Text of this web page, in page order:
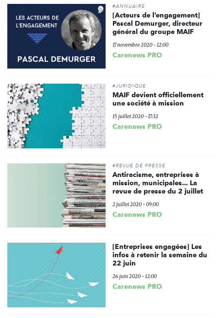
#ANNUAIRE
[Acteurs de l’engagement]
Pascal Demurger, directeur
général du groupe MAIF
17 novembre 2020 - 12:00
Carenews PRO
#JURIDIQUE
MAIF devient officiellement
une société à mission
15 juillet 2020 - 17:32
Carenews PRO
#REVUE DE PRESSE
Antiracisme, entreprises à
mission, municipales... La
revue de presse du 2 juillet
2 juillet 2020 - 09:00
Carenews PRO
[Entreprises engagées] Les
infos à retenir la semaine du
22 juin
26 juin 2020 - 12:00
Carenews PRO